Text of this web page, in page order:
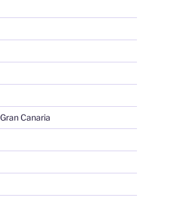
Canaria